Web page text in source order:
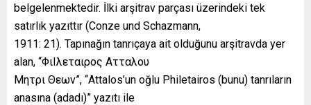
belgelenmektedir. İlki arşitrav parçası üzerindeki tek
satırlık yazıttır (Conze und Schazmann,
1911: 21). Tapınağın tanrıçaya ait olduğunu arşitravda yer
alan, “ΦιΙλεταιρος Ατταλου
Μητρι Θεων”, “Attalos’un oğlu Philetairos (bunu) tanrıların
anasına (adadı)” yazıtı ile